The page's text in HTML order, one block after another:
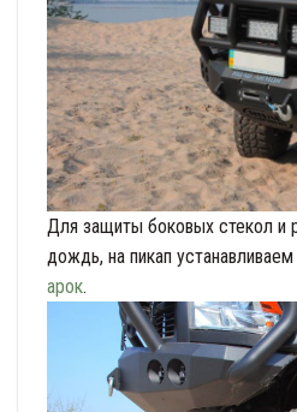
Для защиты боковых стекол и
дождь, на пикап устанавливаем
арок.